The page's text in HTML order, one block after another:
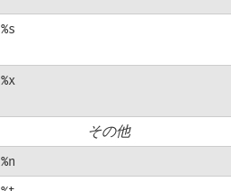
%s
%x
その他
%n